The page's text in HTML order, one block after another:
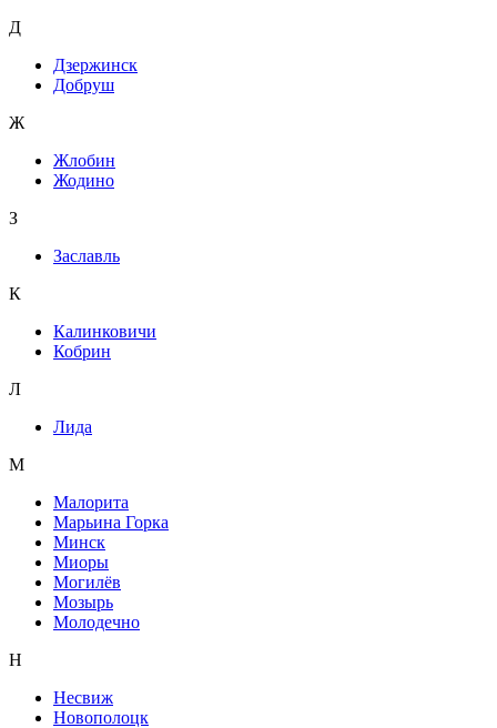
Д
Дзержинск
Добруш
Ж
Жлобин
Жодино
З
Заславль
К
Калинковичи
Кобрин
Л
Лида
М
Малорита
Марьина Горка
Минск
Миоры
Могилёв
Мозырь
Молодечно
Н
Несвиж
Новополоцк